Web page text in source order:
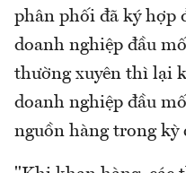
phân phối đã ký hợp
doanh nghiệp đầu
thường xuyên thì lại
doanh nghiệp đầu
nguồn hàng trong kỳ